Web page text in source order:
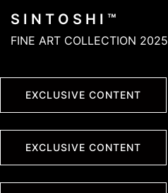
content
S I N T O S H I ™
FINE ART COLLECTION 2025
EXCLUSIVE CONTENT
EXCLUSIVE CONTENT